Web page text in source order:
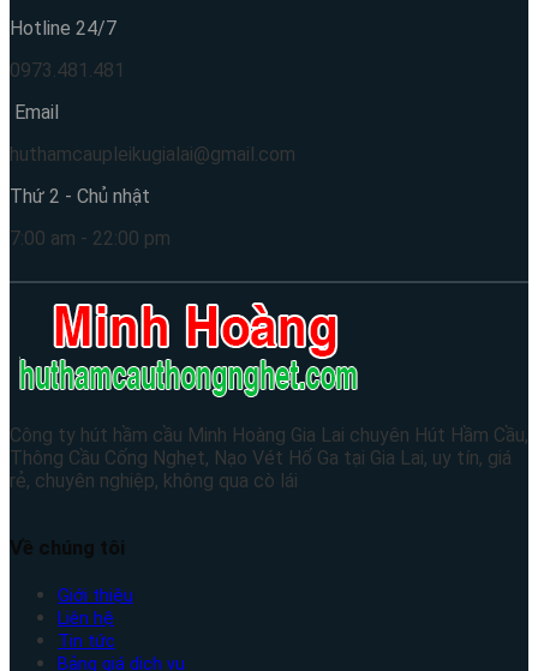
Hotline 24/7
0973.481.481
Email
huthamcaupleikugialai@gmail.com
Thứ 2 - Chủ nhật
7:00 am - 22:00 pm
Công ty hút hầm cầu Minh Hoàng Gia Lai chuyên Hút Hầm Cầu,
Thông Cầu Cống Nghẹt, Nạo Vét Hố Ga tại Gia Lai, uy tín, giá
rẻ, chuyên nghiệp, không qua cò lái
Về chúng tôi
Giới thiệu
Liên hệ
Tin tức
Bảng giá dịch vụ